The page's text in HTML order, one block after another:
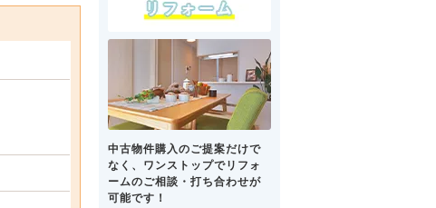
中古物件購入のご提案だけで
なく、ワンストップでリフォ
ームのご相談・打ち合わせが
可能です！